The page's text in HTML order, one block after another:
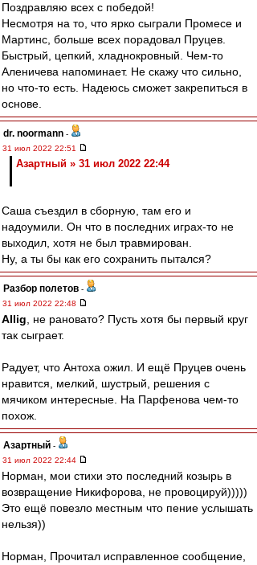
Поздравляю всех с победой!
Несмотря на то, что ярко сыграли Промесе и
Мартинс, больше всех порадовал Пруцев.
Быстрый, цепкий, хладнокровный. Чем-то
Аленичева напоминает. Не скажу что сильно,
но что-то есть. Надеюсь сможет закрепиться в
основе.
dr. noormann -
31 июл 2022 22:51
Азартный » 31 июл 2022 22:44
Саша съездил в сборную, там его и
надоумили. Он что в последних играх-то не
выходил, хотя не был травмирован.
Ну, а ты бы как его сохранить пытался?
Разбор полетов -
31 июл 2022 22:48
Allig , не рановато? Пусть хотя бы первый круг
так сыграет.
Радует, что Антоха ожил. И ещё Пруцев очень
нравится, мелкий, шустрый, решения с
мячиком интересные. На Парфенова чем-то
похож.
Азартный -
31 июл 2022 22:44
Норман, мои стихи это последний козырь в
возвращение Никифорова, не провоцируй)))))
Это ещё повезло местным что пение услышать
нельзя))
Норман, Прочитал исправленное сообщение,